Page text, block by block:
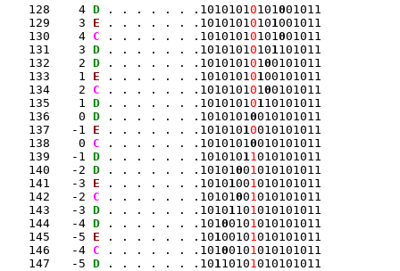
   128    4
D . . . . . . .1010101 0101 001011
   129    3
E . . . . . . .1010101 0101001011
   130    4
C . . . . . . .1010101 0101 001011
   131    3
D . . . . . . .1010101 0101 101011
   132    2
D . . . . . . .1010101 01 00101011
   133    1
E . . . . . . .1010101 0100101011
   134    2
C . . . . . . .1010101 01 00101011
   135    1
D . . . . . . .1010101 01 10101011
   136    0
D . . . . . . .1010101 0010101011
   137   -1
E . . . . . . .10101010010101011
   138    0
C . . . . . . .1010101 0010101011
   139   -1
D . . . . . . .1010101 1 010101011
   140   -2
D . . . . . . .10101 001 010101011
   141   -3
E . . . . . . .10101001 010101011
   142   -2
C . . . . . . .10101 001 010101011
   143   -3
D . . . . . . .10101 101 010101011
   144   -4
D . . . . . . .101 00101 010101011
   145   -5
E . . . . . . .10100101 010101011
   146   -4
C . . . . . . .101 00101 010101011
   147   -5
D . . . . . . .101 10101 010101011